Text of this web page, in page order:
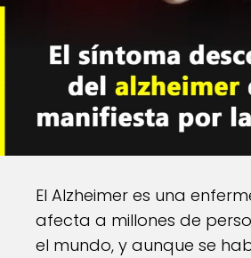
El Alzheimer es una
afecta a millones de
el mundo, y aunque se